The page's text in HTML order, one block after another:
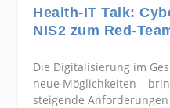
Health-IT Talk:
NIS2 zum Red-
Die Digitalisierung im
neue Möglichkeiten –
steigende